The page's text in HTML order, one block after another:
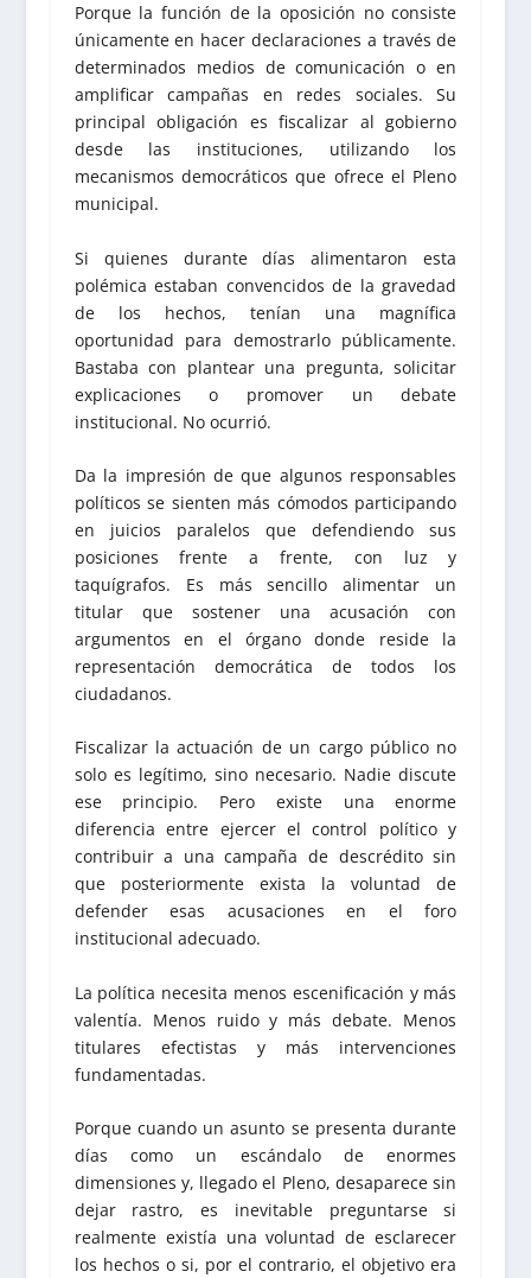
Porque la función de la oposición no consiste
únicamente en hacer declaraciones a través de
determinados medios de comunicación o en
amplificar campañas en redes sociales. Su
principal obligación es fiscalizar al gobierno
desde las instituciones, utilizando los
mecanismos democráticos que ofrece el Pleno
municipal.
Si quienes durante días alimentaron esta
polémica estaban convencidos de la gravedad
de los hechos, tenían una magnífica
oportunidad para demostrarlo públicamente.
Bastaba con plantear una pregunta, solicitar
explicaciones o promover un debate
institucional. No ocurrió.
Da la impresión de que algunos responsables
políticos se sienten más cómodos participando
en juicios paralelos que defendiendo sus
posiciones frente a frente, con luz y
taquígrafos. Es más sencillo alimentar un
titular que sostener una acusación con
argumentos en el órgano donde reside la
representación democrática de todos los
ciudadanos.
Fiscalizar la actuación de un cargo público no
solo es legítimo, sino necesario. Nadie discute
ese principio. Pero existe una enorme
diferencia entre ejercer el control político y
contribuir a una campaña de descrédito sin
que posteriormente exista la voluntad de
defender esas acusaciones en el foro
institucional adecuado.
La política necesita menos escenificación y más
valentía. Menos ruido y más debate. Menos
titulares efectistas y más intervenciones
fundamentadas.
Porque cuando un asunto se presenta durante
días como un escándalo de enormes
dimensiones y, llegado el Pleno, desaparece sin
dejar rastro, es inevitable preguntarse si
realmente existía una voluntad de esclarecer
los hechos o si, por el contrario, el objetivo era